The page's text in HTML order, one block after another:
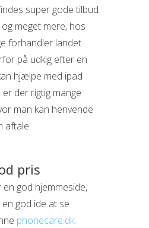
super gode tilbud
meget mere, hos
forhandler landet
på udkig efter en
hjælpe med ipad
der rigtig mange
man kan henvende
aftale.
pris
god hjemmeside,
god ide at se
phonecare.dk.